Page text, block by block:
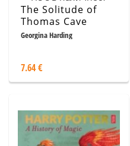
The Solitude of
Thomas Cave
Georgina Harding
7.64 €